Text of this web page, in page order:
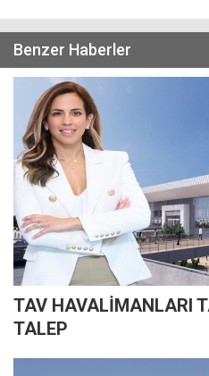
Benzer Haberler
TAV HAVALİMANLARI
TALEP